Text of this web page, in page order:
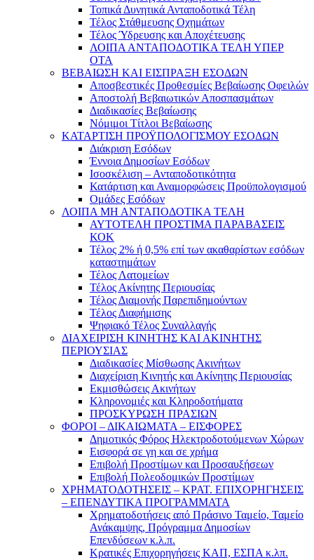
Τοπικά Δυνητικά Ανταποδοτικά Τέλη
Τέλος Στάθμευσης Οχημάτων
Τέλος Ύδρευσης και Αποχέτευσης
ΛΟΙΠΑ ΑΝΤΑΠΟΔΟΤΙΚΑ ΤΕΛΗ ΥΠΕΡ
ΟΤΑ
ΒΕΒΑΙΩΣΗ ΚΑΙ ΕΙΣΠΡΑΞΗ ΕΣΟΔΩΝ
Αποσβεστικές Προθεσμίες Βεβαίωσης Οφειλών
Αποστολή Βεβαιωτικών Αποσπασμάτων
Διαδικασίες Βεβαίωσης
Νόμιμοι Τίτλοι Βεβαίωσης
ΚΑΤΑΡΤΙΣΗ ΠΡΟΫΠΟΛΟΓΙΣΜΟΥ ΕΣΟΔΩΝ
Διάκριση Εσόδων
Έννοια Δημοσίων Εσόδων
Ισοσκέλιση – Ανταποδοτικότητα
Κατάρτιση και Αναμορφώσεις Προϋπολογισμού
Ομάδες Εσόδων
ΛΟΙΠΑ ΜΗ ΑΝΤΑΠΟΔΟΤΙΚΑ ΤΕΛΗ
ΑΥΤΟΤΕΛΗ ΠΡΟΣΤΙΜΑ ΠΑΡΑΒΑΣΕΙΣ
ΚΟΚ
Τέλος 2% ή 0,5% επί των ακαθαρίστων εσόδων
καταστημάτων
Τέλος Λατομείων
Τέλος Ακίνητης Περιουσίας
Τέλος Διαμονής Παρεπιδημούντων
Τέλος Διαφήμισης
Ψηφιακό Τέλος Συναλλαγής
ΔΙΑΧΕΙΡΙΣΗ ΚΙΝΗΤΗΣ ΚΑΙ ΑΚΙΝΗΤΗΣ
ΠΕΡΙΟΥΣΙΑΣ
Διαδικασίες Μίσθωσης Ακινήτων
Διαχείριση Κινητής και Ακίνητης Περιουσίας
Εκμισθώσεις Ακινήτων
Κληρονομιές και Κληροδοτήματα
ΠΡΟΣΚΥΡΩΣΗ ΠΡΑΣΙΩΝ
ΦΟΡΟΙ – ΔΙΚΑΙΩΜΑΤΑ – ΕΙΣΦΟΡΕΣ
Δημοτικός Φόρος Ηλεκτροδοτούμενων Χώρων
Εισφορά σε γη και σε χρήμα
Επιβολή Προστίμων και Προσαυξήσεων
Επιβολή Πολεοδομικών Προστίμων
ΧΡΗΜΑΤΟΔΟΤΗΣΕΙΣ – ΚΡΑΤ. ΕΠΙΧΟΡΗΓΗΣΕΙΣ
– ΕΠΕΝΔΥΤΙΚΑ ΠΡΟΓΡΑΜΜΑΤΑ
Χρηματοδοτήσεις από Πράσινο Ταμείο, Ταμείο
Ανάκαμψης, Πρόγραμμα Δημοσίων
Επενδύσεων κ.λ.π.
Κρατικές Επιχορηγήσεις ΚΑΠ, ΕΣΠΑ κ.λπ.